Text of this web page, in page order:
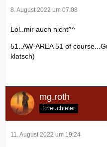
8. August 2022 um 07:08
Lol..mir auch nicht^^
51..AW-AREA 51 of
klatsch)
mg.roth
Erleuchteter
11. August 2022 um 19:24